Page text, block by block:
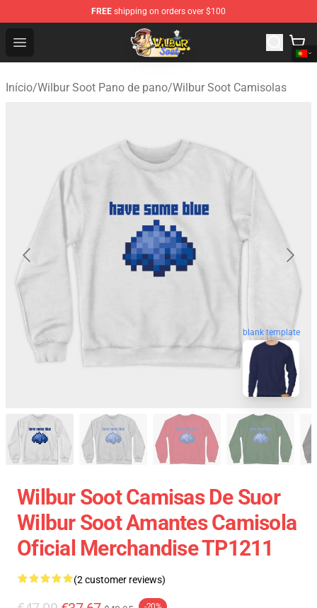
FREE shipping on orders over $100
Open menu
Wilbur Soot Shop - Official Wilbur Soot Merchandise
Início/Wilbur Soot Pano de pano/Wilbur Soot Camisolas
blank template
Wilbur Soot Camisas De Suor
Wilbur Soot Amantes Camisola
Oficial Merchandise TP1211
(2 customer reviews)